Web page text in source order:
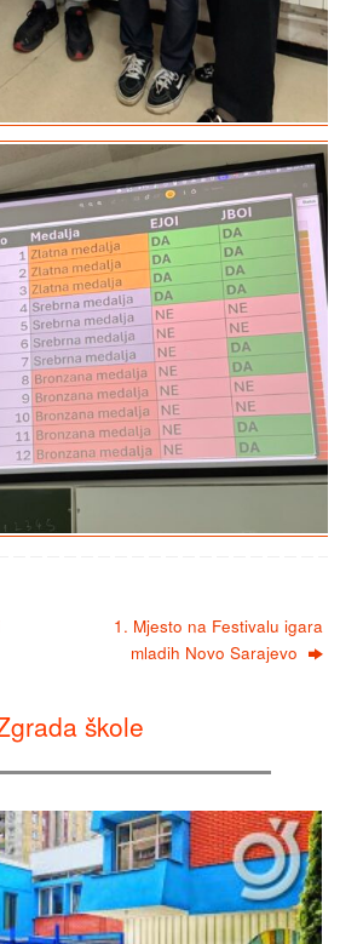
1. Mjesto na Festivalu igara
mladih Novo Sarajevo
škole